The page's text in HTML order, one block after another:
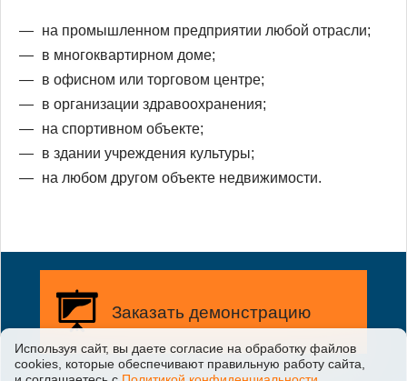
на промышленном предприятии любой отрасли;
в многоквартирном доме;
в офисном или торговом центре;
в организации здравоохранения;
на спортивном объекте;
в здании учреждения культуры;
на любом другом объекте недвижимости.
Заказать демонстрацию
Заказать бесплатную
Используя сайт, вы даете согласие на обработку файлов
сооkiеs, которые обеспечивают правильную работу сайта,